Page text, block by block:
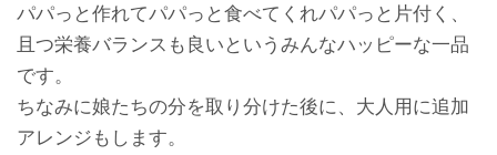
パパっと作れてパパっと食べてくれパパっと片付く、
且つ栄養バランスも良いというみんなハッピーな一品
です。
ちなみに娘たちの分を取り分けた後に、大人用に追加
アレンジもします。